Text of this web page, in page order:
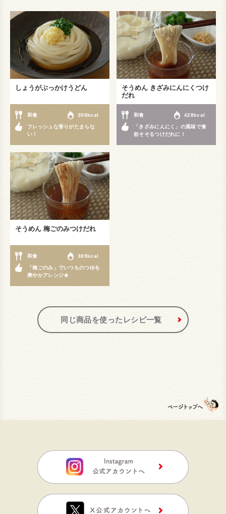
しょうがぶっかけうどん
和食 308kcal
フレッシュな香りがたまらな
い！
そうめん きざみにんにくつけ
だれ
和食 428kcal
「きざみにんにく」の風味で食
欲そそるつけだれに！
そうめん 梅ごのみつけだれ
和食 389kcal
「梅ごのみ」でいつものつゆを
爽やかアレンジ★
同じ商品を使ったレシピ一覧